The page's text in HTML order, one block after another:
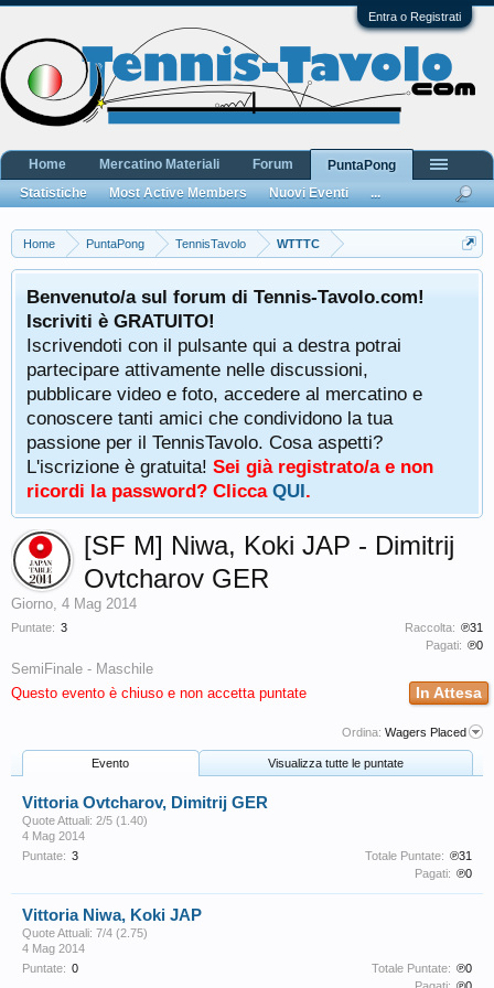
Entra o Registrati
Home PuntaPong TennisTavolo WTTTC
Benvenuto/a sul forum di Tennis-Tavolo.com!
Iscriviti è GRATUITO!
Iscrivendoti con il pulsante qui a destra potrai
partecipare attivamente nelle discussioni,
pubblicare video e foto, accedere al mercatino e
conoscere tanti amici che condividono la tua
passione per il TennisTavolo. Cosa aspetti?
L'iscrizione è gratuita! Sei già registrato/a e non
ricordi la password? Clicca QUI.
Puntate: 3 Raccolta: ℗31
Pagati: ℗0
[SF M] Niwa, Koki JAP - Dimitrij
Ovtcharov GER
Giorno, 4 Mag 2014
In Attesa
SemiFinale - Maschile
Questo evento è chiuso e non accetta puntate
Ordina: Wagers Placed
Evento Visualizza tutte le puntate
Vittoria Ovtcharov, Dimitrij GER
Quote Attuali: 2/5 (1.40)
4 Mag 2014
Puntate: 3 Totale Puntate: ℗31
Pagati: ℗0
Vittoria Niwa, Koki JAP
Quote Attuali: 7/4 (2.75)
4 Mag 2014
Puntate: 0 Totale Puntate: ℗0
Home Mercatino Materiali Forum
PuntaPong
Statistiche
Most Active Members Nuovi Eventi ...